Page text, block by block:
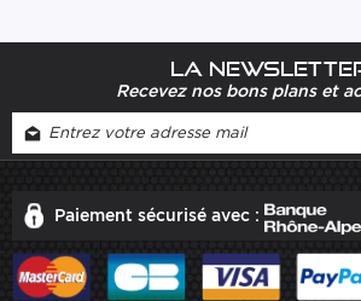
La
Recevez nos bons plans et
Paiement sécurisé avec :